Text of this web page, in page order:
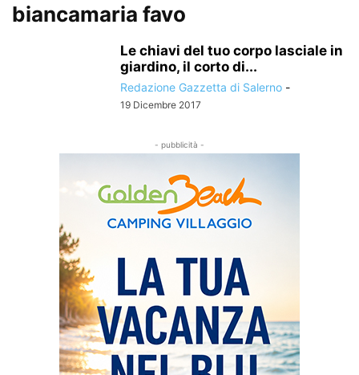
biancamaria favo
Le chiavi del tuo corpo lasciale in
giardino, il corto di...
Redazione Gazzetta di Salerno -
19 Dicembre 2017
- pubblicità -